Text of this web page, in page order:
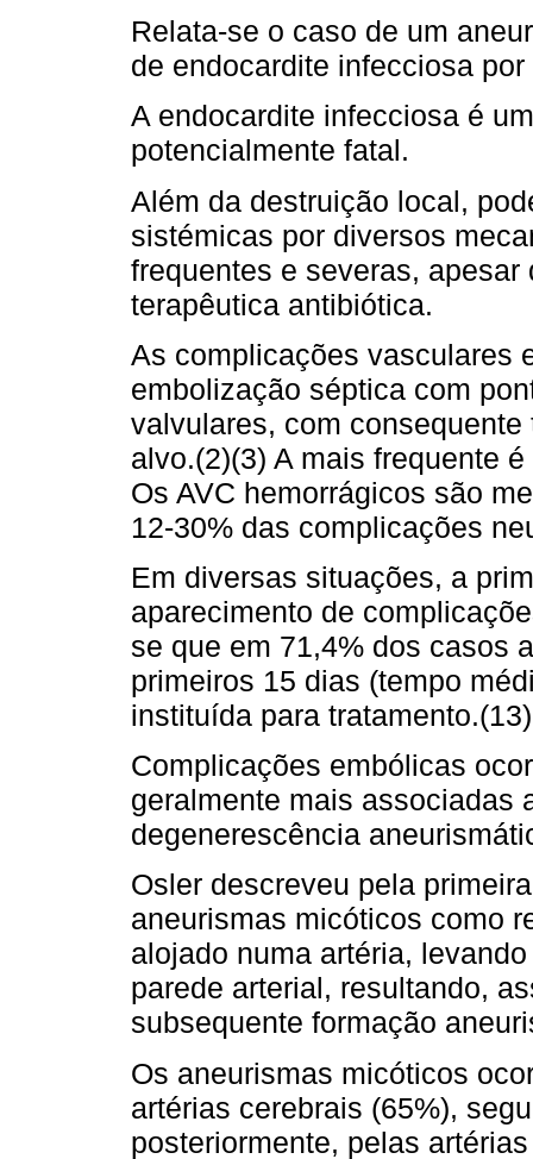
Relata-se o caso de um
de endocardite infecciosa
A endocardite infecciosa é
potencialmente fatal.
Além da destruição local,
sistémicas por diversos
frequentes e severas,
terapêutica antibiótica.
As complicações vasculares
embolização séptica com
valvulares, com
alvo.(2)(3) A mais frequente
Os AVC hemorrágicos são
12-30% das complicações
Em diversas situações, a
aparecimento de
se que em 71,4% dos casos
primeiros 15 dias (tempo
instituída para tratamento.(13)
Complicações embólicas
geralmente mais associadas
degenerescência
Osler descreveu pela
aneurismas micóticos como
alojado numa artéria,
parede arterial, resultando,
subsequente formação
Os aneurismas micóticos
artérias cerebrais (65%),
posteriormente, pelas